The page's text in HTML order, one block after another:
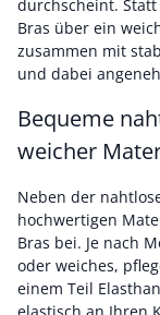
durchscheint.
Bras über ein
zusammen mit
und dabei
Bequeme
weicher
Neben der
hochwertigen
Bras bei. Je nach
oder weiches,
einem Teil